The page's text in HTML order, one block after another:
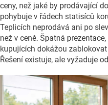
ceny, než jaké by prodávající
pohybuje v řádech statisíců
Teplicích neprodává ani po
než v ceně. Špatná
kupujících dokážou
Řešení existuje, ale vyžaduje